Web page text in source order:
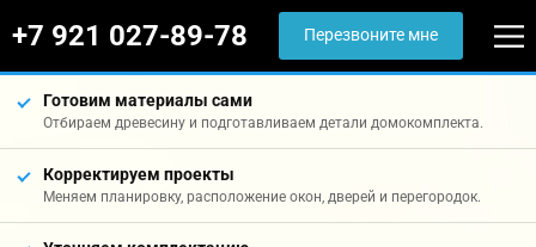
+7 921 027-89-78 Перезвоните мне
Готовим материалы сами
Отбираем древесину и подготавливаем детали домокомплекта.
Корректируем проекты
Меняем планировку, расположение окон, дверей и перегородок.